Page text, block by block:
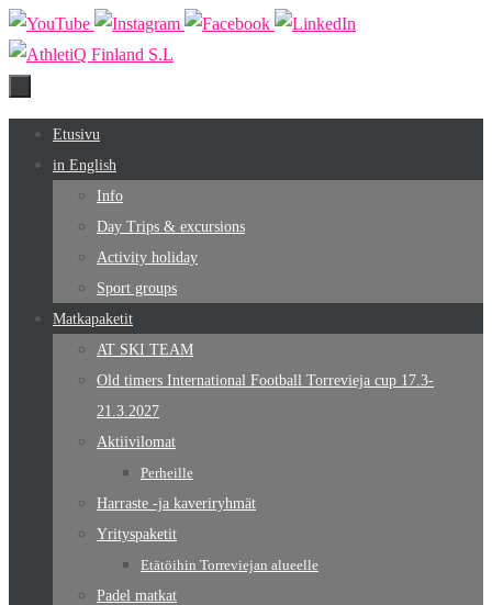
Skip
to
Skip
Etusivu
in English
Info
Day Trips & excursions
Activity holiday
Sport groups
Matkapaketit
AT SKI TEAM
Old timers International Football Torrevieja cup 17.3-
21.3.2027
Aktiivilomat
Perheille
Harraste -ja kaveriryhmät
Yrityspaketit
Etätöihin Torreviejan alueelle
Padel matkat